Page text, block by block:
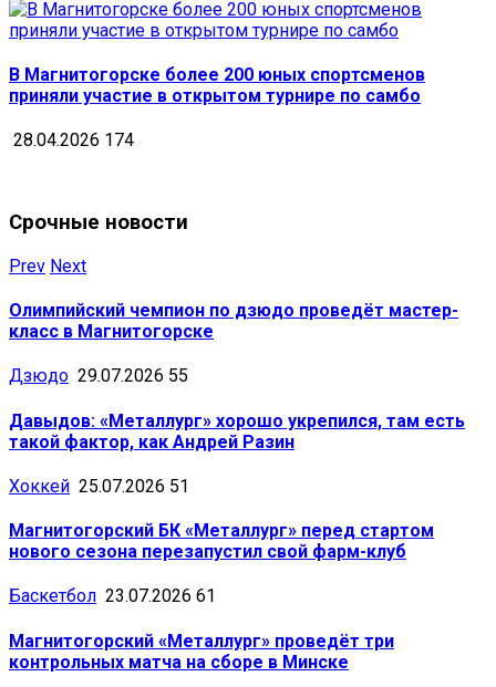
В Магнитогорске более 200 юных спортсменов
приняли участие в открытом турнире по самбо
28.04.2026 174
Срочные новости
Prev Next
Олимпийский чемпион по дзюдо проведёт мастер-
класс в Магнитогорске
Дзюдо 29.07.2026 55
Давыдов: «Металлург» хорошо укрепился, там есть
такой фактор, как Андрей Разин
Хоккей 25.07.2026 51
Магнитогорский БК «Металлург» перед стартом
нового сезона перезапустил свой фарм-клуб
Баскетбол 23.07.2026 61
Магнитогорский «Металлург» проведёт три
контрольных матча на сборе в Минске